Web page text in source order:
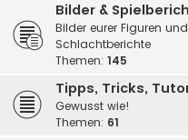
Bilder &
Bilder eurer Figuren
Schlachtberichte
Themen: 145
Tipps, Tricks,
Gewusst wie!
Themen: 61